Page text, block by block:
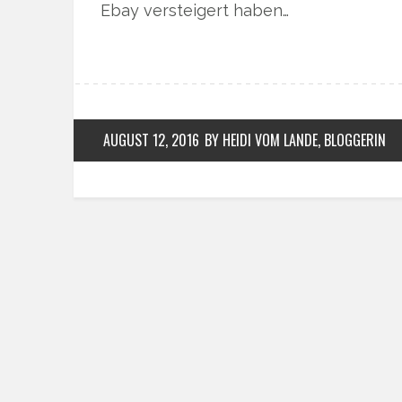
Ebay versteigert haben…
AUGUST 12, 2016 BY HEIDI VOM LANDE, BLOGGERIN